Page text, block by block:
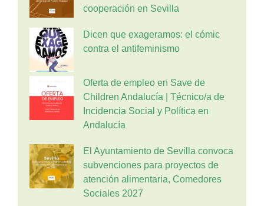
cooperación en Sevilla
Dicen que exageramos: el cómic
contra el antifeminismo
Oferta de empleo en Save de
Children Andalucía | Técnico/a de
Incidencia Social y Política en
Andalucía
El Ayuntamiento de Sevilla convoca
subvenciones para proyectos de
atención alimentaria, Comedores
Sociales 2027